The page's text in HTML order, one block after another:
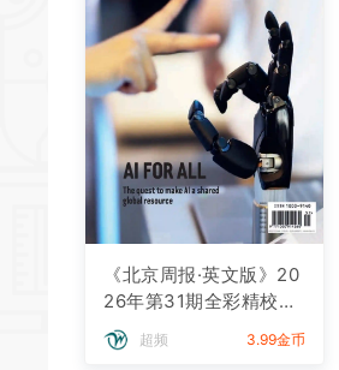
《北京周报·英文版》20
26年第31期全彩精校PD
F杂志下载
超频 3.99金币